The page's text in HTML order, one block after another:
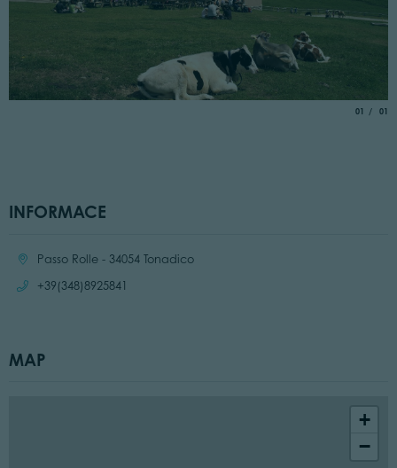
01 of
01
INFORMACE
Location:Passo Rolle - 34054 Tonadico
Call:
+39(348)8925841
MAP
+
−